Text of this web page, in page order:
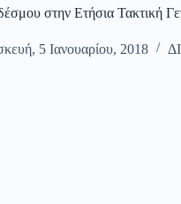
στην Ετήσια Τακτική
5 Ιανουαρίου, 2018